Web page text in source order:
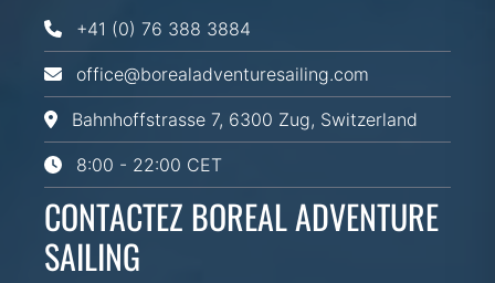
+41 (0) 76 388 3884
office@borealadventuresailing.com
Bahnhoffstrasse 7, 6300 Zug, Switzerland
8:00 - 22:00 CET
CONTACTEZ BOREAL ADVENTURE
SAILING